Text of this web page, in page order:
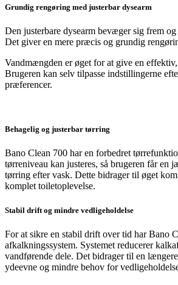
Grundig rengøring med justerbar dysearm
Den justerbare dysearm bevæger sig frem
Det giver en mere præcis og grundig
Vandmængden er øget for at give en
Brugeren kan selv tilpasse indstillingerne
præferencer.
Behagelig og justerbar tørring
Bano Clean 700 har en forbedret
tørreniveau kan justeres, så brugeren får en
tørring efter vask. Dette bidrager til øget
komplet toiletoplevelse.
Stabil drift og mindre vedligeholdelse
For at sikre en stabil drift over tid har Bano
afkalkningssystem. Systemet reducerer
vandførende dele. Det bidrager til en
ydeevne og mindre behov for